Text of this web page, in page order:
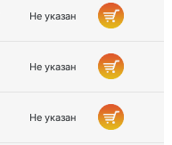
Не указан
Не указан
Не указан